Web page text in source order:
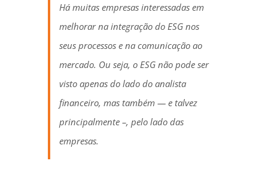
Há muitas empresas interessadas em
melhorar na integração do ESG nos
seus processos e na comunicação ao
mercado. Ou seja, o ESG não pode ser
visto apenas do lado do analista
financeiro, mas também — e talvez
principalmente –, pelo lado das
empresas.